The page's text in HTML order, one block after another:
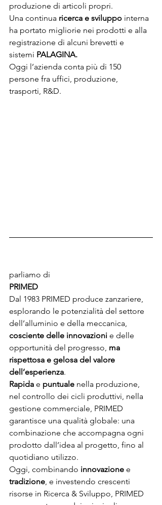
produzione di articoli propri.
Una continua ricerca e sviluppo interna
ha portato migliorie nei prodotti e alla
registrazione di alcuni brevetti e
sistemi PALAGINA.
Oggi l’azienda conta più di 150
persone fra uffici, produzione,
trasporti, R&D.
parliamo di
PRIMED
Dal 1983 PRIMED produce zanzariere,
esplorando le potenzialità del settore
dell’alluminio e della meccanica,
cosciente delle innovazioni e delle
opportunità del progresso, ma
rispettosa e gelosa del valore
dell’esperienza.
Rapida e puntuale nella produzione,
nel controllo dei cicli produttivi, nella
gestione commerciale, PRIMED
garantisce una qualità globale: una
combinazione che accompagna ogni
prodotto dall’idea al progetto, fino al
quotidiano utilizzo.
Oggi, combinando innovazione e
tradizione , e investendo crescenti
risorse in Ricerca & Sviluppo, PRIMED